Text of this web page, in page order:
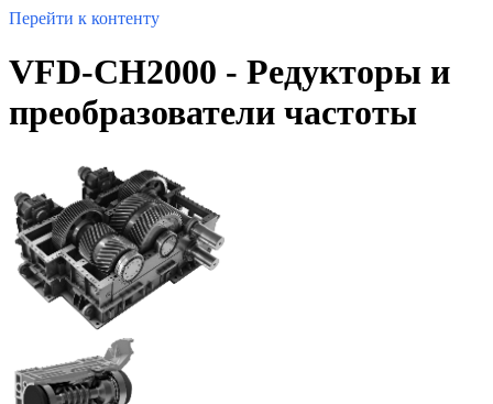
Перейти к контенту
VFD-CH2000 - Редукторы и
преобразователи частоты